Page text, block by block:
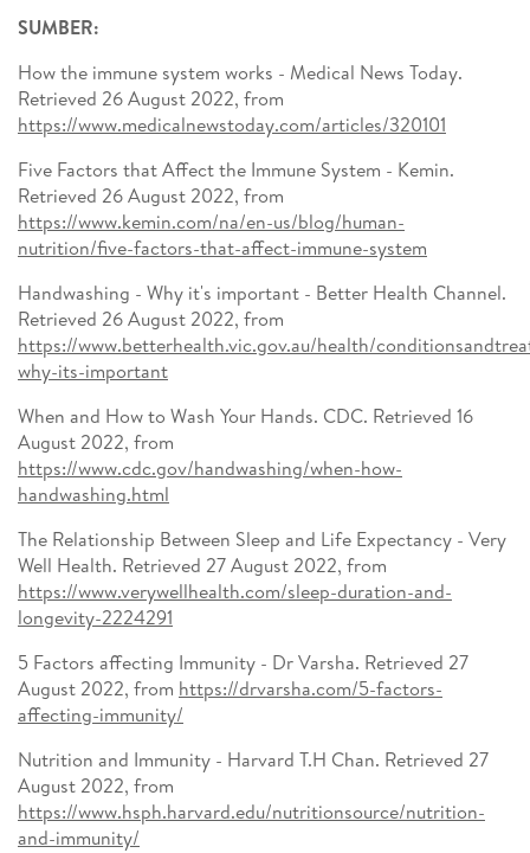
SUMBER:
How the immune system works - Medical News Today.
Retrieved 26 August 2022, from
https://www.medicalnewstoday.com/articles/320101
Five Factors that Affect the Immune System - Kemin.
Retrieved 26 August 2022, from
https://www.kemin.com/na/en-us/blog/human-
nutrition/five-factors-that-affect-immune-system
Handwashing - Why it's important - Better Health Channel.
Retrieved 26 August 2022, from
https://www.betterhealth.vic.gov.au/health/
why-its-important
When and How to Wash Your Hands. CDC. Retrieved 16
August 2022, from
https://www.cdc.gov/handwashing/when-how-
handwashing.html
The Relationship Between Sleep and Life Expectancy - Very
Well Health. Retrieved 27 August 2022, from
https://www.verywellhealth.com/sleep-duration-and-
longevity-2224291
5 Factors affecting Immunity - Dr Varsha. Retrieved 27
August 2022, from https://drvarsha.com/5-factors-
affecting-immunity/
Nutrition and Immunity - Harvard T.H Chan. Retrieved 27
August 2022, from
https://www.hsph.harvard.edu/nutritionsource/nutrition-
and-immunity/